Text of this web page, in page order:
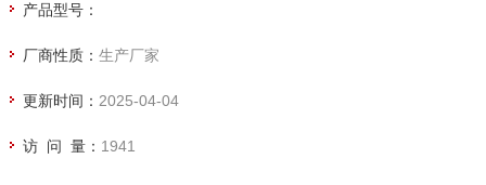
产品型号：
厂商性质： 生产厂家
更新时间： 2025-04-04
访 问 量： 1941